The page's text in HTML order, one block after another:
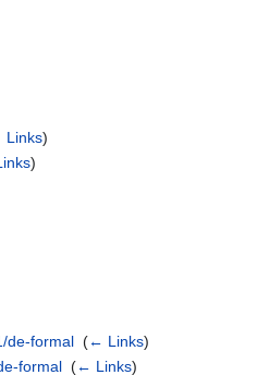
Links)
)
de-formal ‎(← Links)
formal ‎(← Links)